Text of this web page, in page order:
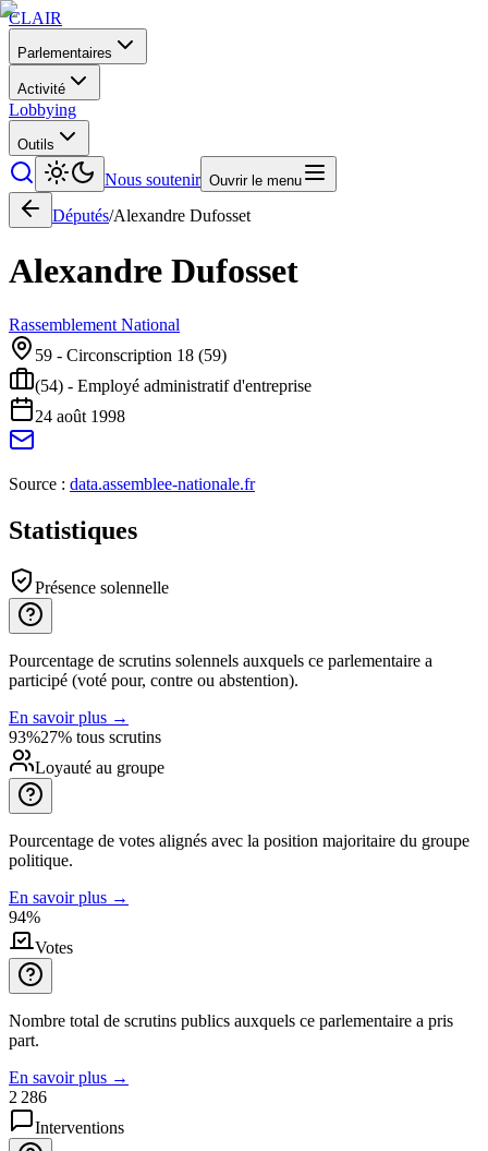
CLAIR
Parlementaires
Activité
Lobbying
Outils
Nous soutenir Ouvrir le menu
Députés/Alexandre Dufosset
Alexandre Dufosset
Rassemblement National
59 - Circonscription 18 (59)
(54) - Employé administratif d'entreprise
24 août 1998
Source : data.assemblee-nationale.fr
Statistiques
Présence solennelle
Pourcentage de scrutins solennels auxquels ce parlementaire a
participé (voté pour, contre ou abstention).
En savoir plus →
93%27% tous scrutins
Loyauté au groupe
Pourcentage de votes alignés avec la position majoritaire du groupe
politique.
En savoir plus →
94%
Votes
Nombre total de scrutins publics auxquels ce parlementaire a pris
part.
En savoir plus →
2 286
Interventions